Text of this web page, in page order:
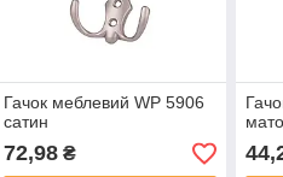
Гачок меблевий WP 5906
сатин
72,98₴